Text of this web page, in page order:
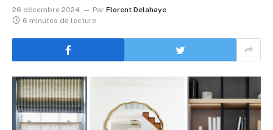
26 décembre 2024 Par Florent Delahaye
6 minutes de lecture